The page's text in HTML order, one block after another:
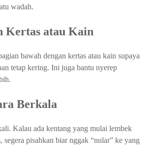
wadah.
Kertas atau Kain
bawah dengan kertas atau kain supaya
tetap kering. Ini juga bantu nyerep
Berkala
Kalau ada kentang yang mulai lembek
segera pisahkan biar nggak “nular” ke yang